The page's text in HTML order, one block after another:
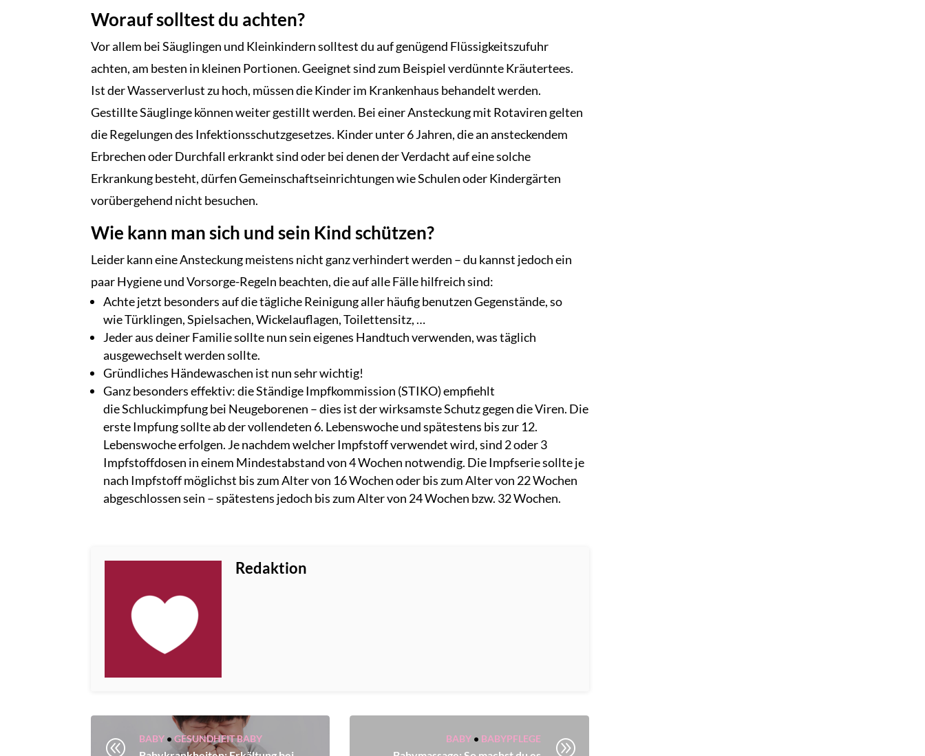
Worauf solltest du achten?
Vor allem bei Säuglingen und Kleinkindern solltest du auf genügend Flüssigkeitszufuhr
achten, am besten in kleinen Portionen. Geeignet sind zum Beispiel verdünnte Kräutertees.
Ist der Wasserverlust zu hoch, müssen die Kinder im Krankenhaus behandelt werden.
Gestillte Säuglinge können weiter gestillt werden. Bei einer Ansteckung mit Rotaviren gelten
die Regelungen des Infektionsschutzgesetzes. Kinder unter 6 Jahren, die an ansteckendem
Erbrechen oder Durchfall erkrankt sind oder bei denen der Verdacht auf eine solche
Erkrankung besteht, dürfen Gemeinschaftseinrichtungen wie Schulen oder Kindergärten
vorübergehend nicht besuchen.
Wie kann man sich und sein Kind schützen?
Leider kann eine Ansteckung meistens nicht ganz verhindert werden – du kannst jedoch ein
paar Hygiene und Vorsorge-Regeln beachten, die auf alle Fälle hilfreich sind:
Achte jetzt besonders auf die tägliche Reinigung aller häufig benutzen Gegenstände, so
wie Türklingen, Spielsachen, Wickelauflagen, Toilettensitz, …
Jeder aus deiner Familie sollte nun sein eigenes Handtuch verwenden, was täglich
ausgewechselt werden sollte.
Gründliches Händewaschen ist nun sehr wichtig!
Ganz besonders effektiv: die Ständige Impfkommission (STIKO) empfiehlt
die Schluckimpfung bei Neugeborenen – dies ist der wirksamste Schutz gegen die Viren. Die
erste Impfung sollte ab der vollendeten 6. Lebenswoche und spätestens bis zur 12.
Lebenswoche erfolgen. Je nachdem welcher Impfstoff verwendet wird, sind 2 oder 3
Impfstoffdosen in einem Mindestabstand von 4 Wochen notwendig. Die Impfserie sollte je
nach Impfstoff möglichst bis zum Alter von 16 Wochen oder bis zum Alter von 22 Wochen
abgeschlossen sein – spätestens jedoch bis zum Alter von 24 Wochen bzw. 32 Wochen.
Redaktion
@ BABY • GESUNDHEIT BABY BABY• BABYPFLEGE A